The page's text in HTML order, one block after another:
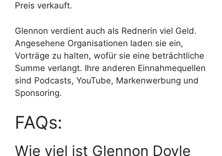
Preis verkauft.
Glennon verdient auch als Rednerin viel Geld.
Angesehene Organisationen laden sie ein,
Vorträge zu halten, wofür sie eine beträchtliche
Summe verlangt. Ihre anderen Einnahmequellen
sind Podcasts, YouTube, Markenwerbung und
Sponsoring.
FAQs:
Wie viel ist Glennon Doyle